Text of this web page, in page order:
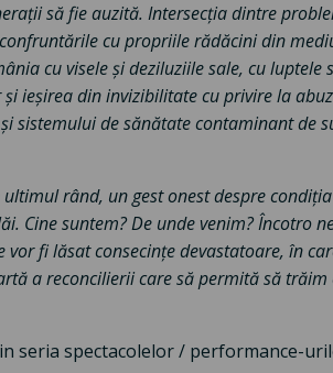
să fie auzită. Intersecția dintre
cu propriile rădăcini din
cu visele și deziluziile sale, cu luptele
ieșirea din invizibilitate cu privire la
sistemului de sănătate contaminant de
rând, un gest onest despre
Cine suntem? De unde venim? Încotro
fi lăsat consecințe devastatoare, în
a reconcilierii care să permită să trăim
seria spectacolelor / performance-